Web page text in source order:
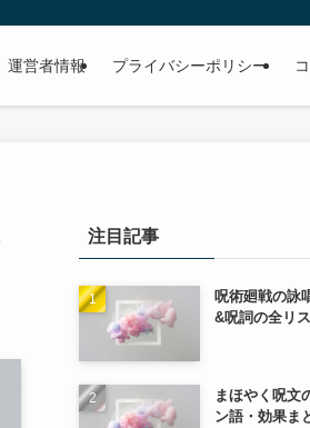
運営者情報 プライバシーポリシー
注目記事
呪術廻戦の詠
&呪詞の全リ
まほやく呪文
ン語・効果ま